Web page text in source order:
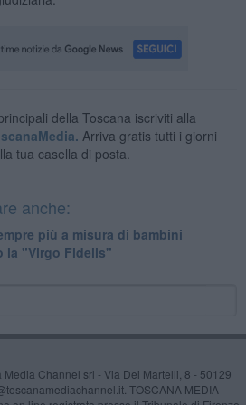
della Toscana iscriviti alla
Arriva gratis tutti i giorni
tua casella di posta.
anche:
più a misura di bambini
la "Virgo Fidelis"
Media Channel srl - Via Dei Martelli, 8 - 50129
TOSCANA MEDIA